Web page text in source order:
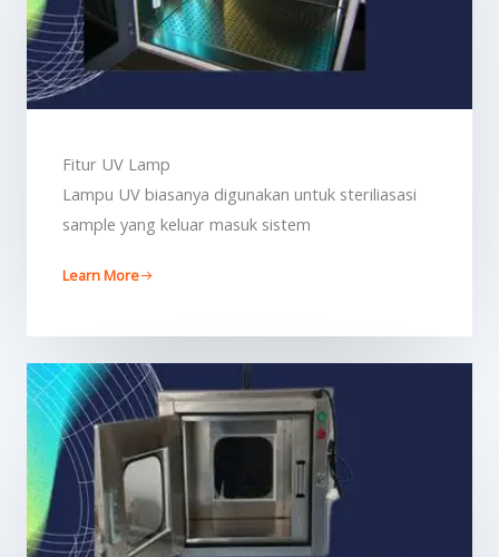
Fitur UV Lamp
Lampu UV biasanya digunakan untuk steriliasasi
sample yang keluar masuk sistem
Learn More